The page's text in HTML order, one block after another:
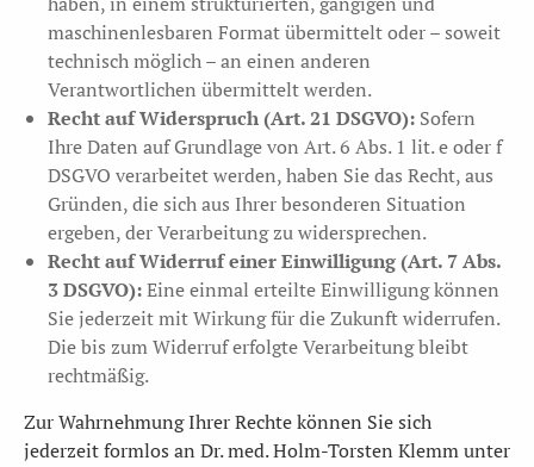
maschinenlesbaren Format übermittelt oder – soweit
technisch möglich – an einen anderen
Verantwortlichen übermittelt werden.
Recht auf Widerspruch (Art. 21 DSGVO): Sofern
Ihre Daten auf Grundlage von Art. 6 Abs. 1 lit. e oder f
DSGVO verarbeitet werden, haben Sie das Recht, aus
Gründen, die sich aus Ihrer besonderen Situation
ergeben, der Verarbeitung zu widersprechen.
Recht auf Widerruf einer Einwilligung (Art. 7 Abs.
3 DSGVO):Eine einmal erteilte Einwilligung können
Sie jederzeit mit Wirkung für die Zukunft widerrufen.
Die bis zum Widerruf erfolgte Verarbeitung bleibt
rechtmäßig.
Zur Wahrnehmung Ihrer Rechte können Sie sich
jederzeit formlos an Dr. med. Holm-Torsten Klemm unter